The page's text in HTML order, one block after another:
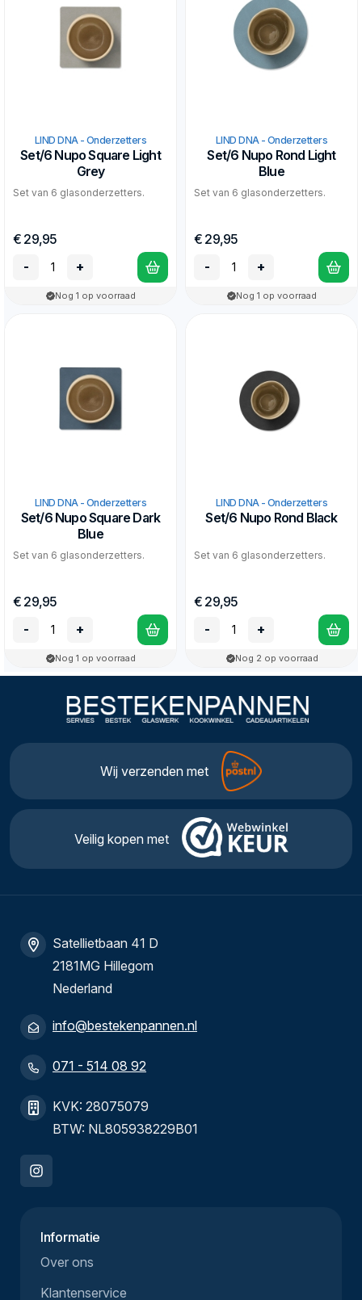
LIND DNA - Onderzetters
Set/6 Nupo Square Light
Grey
Set van 6 glasonderzetters.
€ 29,95
-
+
Nog 1 op voorraad
LIND DNA - Onderzetters
Set/6 Nupo Rond Light
Blue
Set van 6 glasonderzetters.
€ 29,95
-
+
Nog 1 op voorraad
LIND DNA - Onderzetters
Set/6 Nupo Square Dark
Blue
Set van 6 glasonderzetters.
€ 29,95
-
+
Nog 1 op voorraad
LIND DNA - Onderzetters
Set/6 Nupo Rond Black
Set van 6 glasonderzetters.
€ 29,95
-
+
Nog 2 op voorraad
Wij verzenden met
Veilig kopen met
Satellietbaan 41 D
2181MG Hillegom
Nederland
info@bestekenpannen.nl
071 - 514 08 92
KVK: 28075079
BTW: NL805938229B01
Informatie
Over ons
Klantenservice